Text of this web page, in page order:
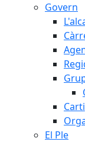
Govern
El Ple